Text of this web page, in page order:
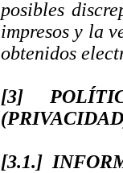
posibles
impresos y la
obtenidos
[3]
[3.1.]